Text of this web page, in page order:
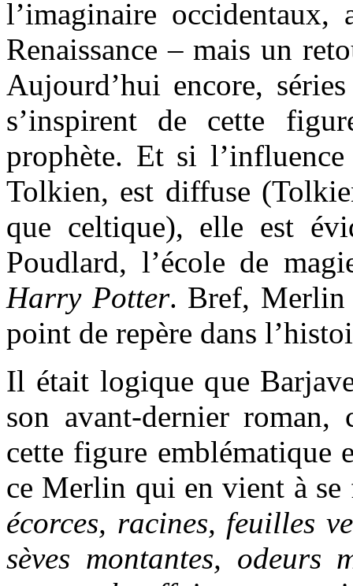
l’imaginaire
Renaissance – mais un
Aujourd’hui encore,
s’inspirent de cette
prophète. Et si
Tolkien, est diffuse
que celtique), elle est
Poudlard, l’école de
Harry Potter. Bref, Merlin
point de repère dans
Il était logique que
son avant-dernier roman,
cette figure emblématique
ce Merlin qui en vient à
écorces, racines, feuilles
sèves montantes, odeurs